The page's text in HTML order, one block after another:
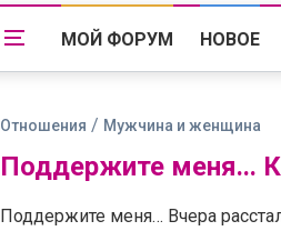
МОЙ ФОРУМ НОВОЕ
Отношения / Мужчина и женщина
Поддержите меня...
Поддержите меня… Вчера